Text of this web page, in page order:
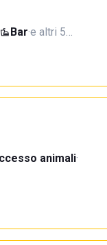
Bar·e altri 5…
animali·